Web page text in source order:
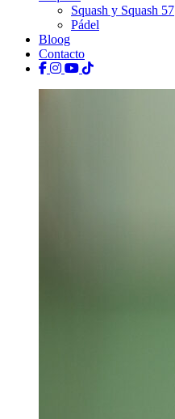
Squash y Squash 57
Pádel
Bloog
Contacto